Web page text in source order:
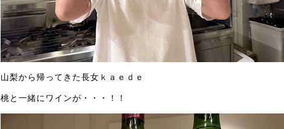
山梨から帰ってきた長女ｋａｅｄｅ
桃と一緒にワインが・・・！！